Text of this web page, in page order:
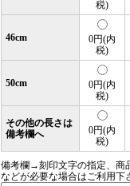
税)
46cm
0円(内
税)
50cm
0円(内
税)
その他の長さは
備考欄へ
0円(内
税)
備考欄→刻印文字の指定、商
などが必要な場合はご利用下